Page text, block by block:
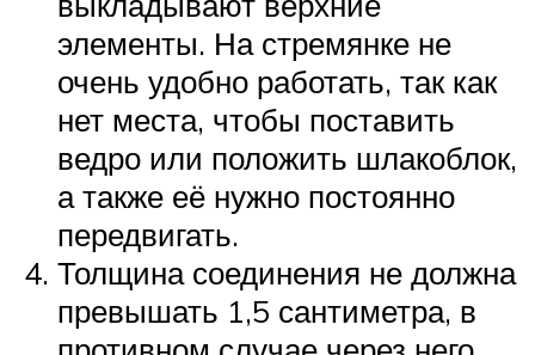
элементы. На стремянке не
очень удобно работать, так как
нет места, чтобы поставить
ведро или положить шлакоблок,
а также её нужно постоянно
передвигать.
Толщина соединения не должна
превышать 1,5 сантиметра, в